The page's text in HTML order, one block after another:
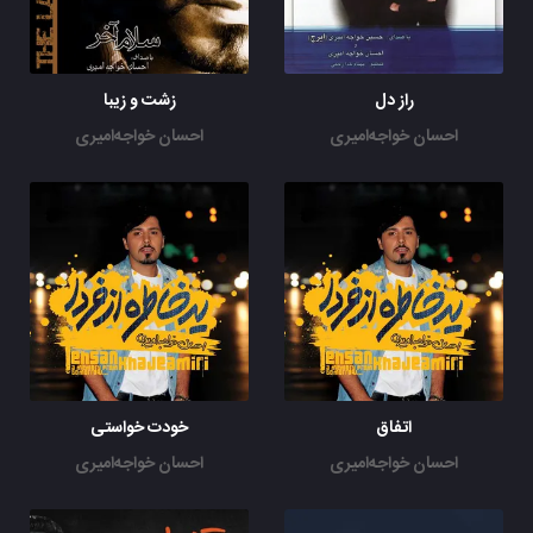
روی تموم حرفات یک دفعه پا گذاشتی
یک دفعه پا گذاشتی
راز دل
احسان خواجه‌امیری
زشت و زیبا
احسان خواجه‌امیری
اتفاق
احسان خواجه‌امیری
خودت خواستی
احسان خواجه‌امیری